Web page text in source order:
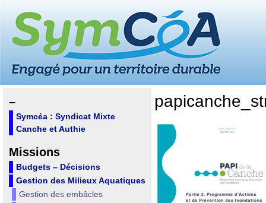
–
Symcéa : Syndicat Mixte
Canche et Authie
Missions
Budgets – Décisions
Gestion des Milieux Aquatiques
Gestion des embâcles